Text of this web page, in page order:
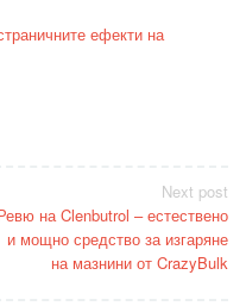
ефекти на
Next post
на Clenbutrol – естествено
и мощно средство за изгаряне
на мазнини от CrazyBulk